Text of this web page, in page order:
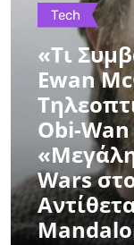
Tech
«Τι
Ewan
Obi-
Wars